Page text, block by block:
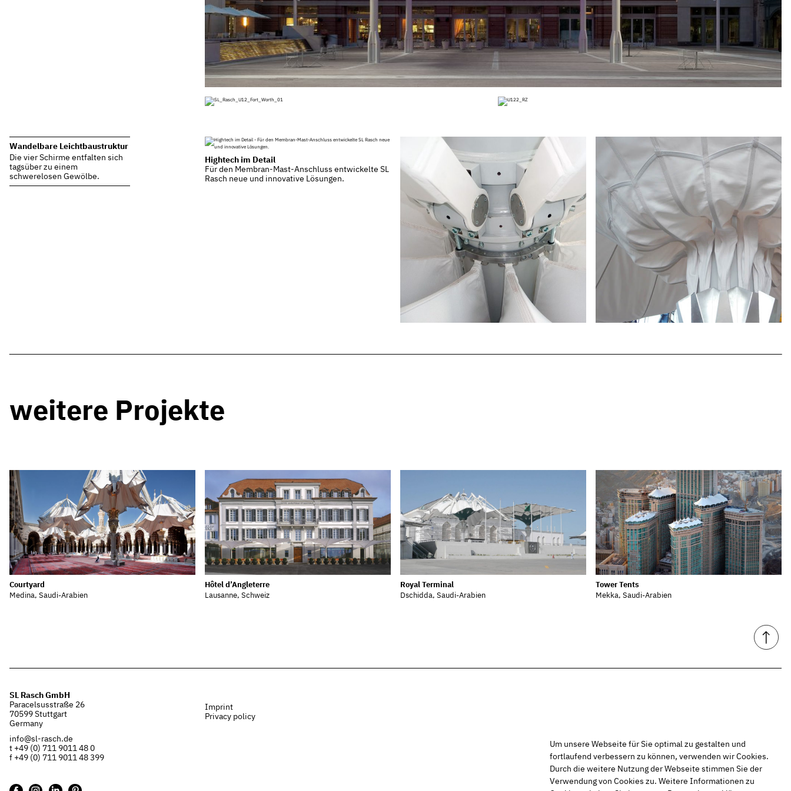
Wandelbare Leichtbaustruktur
Die vier Schirme entfalten sich
tagsüber zu einem
schwerelosen Gewölbe.
Hightech im Detail
Für den Membran-Mast-Anschluss entwickelte SL
Rasch neue und innovative Lösungen.
weitere Projekte
Courtyard
Medina, Saudi-Arabien
Hôtel d’Angleterre
Lausanne, Schweiz
Royal Terminal
Dschidda, Saudi-Arabien
Tower Tents
Mekka, Saudi-Arabien
SL Rasch GmbH
Paracelsusstraße 26
70599 Stuttgart
Germany
info@sl-rasch.de
t +49 (0) 711 9011 48 0
f +49 (0) 711 9011 48 399
Imprint
Privacy policy
Um unsere Webseite für Sie optimal zu gestalten und
fortlaufend verbessern zu können, verwenden wir Cookies.
Durch die weitere Nutzung der Webseite stimmen Sie der
Verwendung von Cookies zu. Weitere Informationen zu